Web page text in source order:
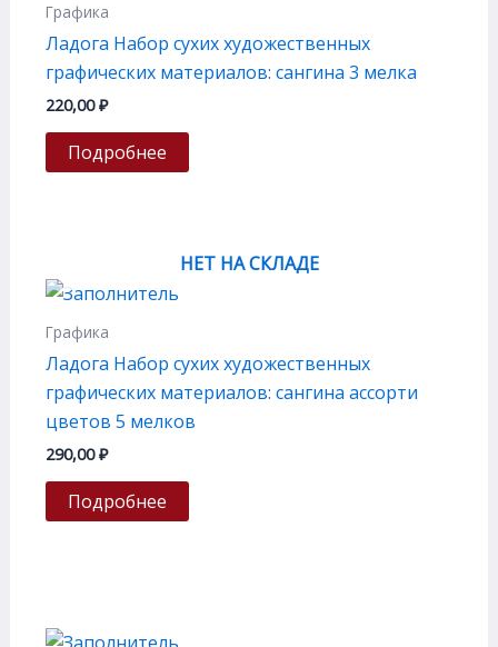
Графика
Ладога Набор сухих художественных
графических материалов: сангина 3 мелка
220,00₽
Подробнее
НЕТ НА СКЛАДЕ
Графика
Ладога Набор сухих художественных
графических материалов: сангина ассорти
цветов 5 мелков
290,00₽
Подробнее